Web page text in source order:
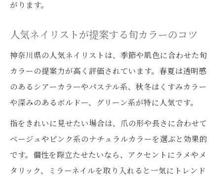
がります。
人気ネイリストが提案する旬カラーのコツ
神奈川県の人気ネイリストは、季節や肌色に合わせた旬
カラーの提案力が高く評価されています。春夏は透明感
のあるシアーカラーやパステル系、秋冬はくすみカラー
や深みのあるボルドー、グリーン系が特に人気です。
指をきれいに見せたい場合は、爪の形や長さに合わせて
ベージュやピンク系のナチュラルカラーを選ぶと効果的
です。個性を際立たせたいなら、アクセントにラメやメ
タリック、ミラーネイルを取り入れると一気にトレンド